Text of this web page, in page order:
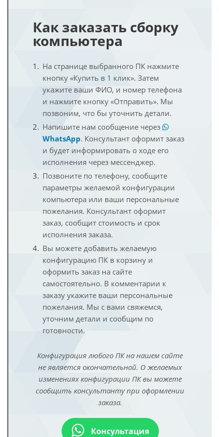
Как заказать сборку
компьютера
На странице выбранного ПК нажмите
кнопку «Купить в 1 клик». Затем
укажите ваши ФИО, и номер телефона
и нажмите кнопку «Отправить». Мы
позвоним, что бы уточнить детали.
Напишите нам сообщение через
WhatsApp. Консультант оформит заказ
и будет информировать о ходе его
исполнения через мессенджер.
Позвоните по телефону, сообщите
параметры желаемой конфигурации
компьютера или ваши персональные
пожелания. Консультант оформит
заказ, сообщит стоимость и срок
исполнения заказа.
Вы можете добавить желаемую
конфигурацию ПК в корзину и
оформить заказ на сайте
самостоятельно. В комментарии к
заказу укажите ваши персональные
пожелания. Мы с вами свяжемся,
уточним детали и сообщим по
готовности.
Конфигурация любого ПК на нашем сайте
не является окончательной. О желаемых
изменениях конфигурации ПК вы можете
сообщить консультанту при оформлении
заказа.
Консультация